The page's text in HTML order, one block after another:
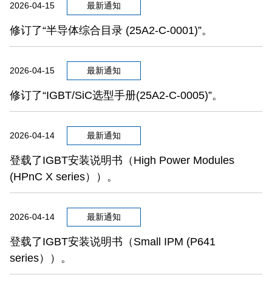
2026-04-15 最新通知
修订了“半导体综合目录 (25A2-C-0001)”。
2026-04-15 最新通知
修订了“IGBT/SiC选型手册(25A2-C-0005)”。
2026-04-14 最新通知
登载了IGBT安装说明书（High Power Modules
(HPnC X series））。
2026-04-14 最新通知
登载了IGBT安装说明书（Small IPM (P641
series））。